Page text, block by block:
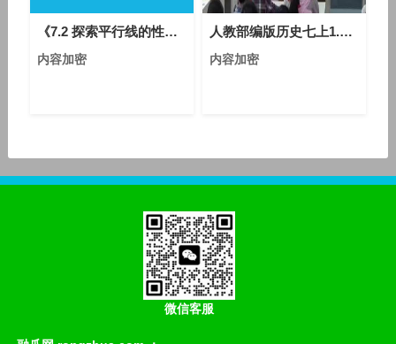
《7.2 探索平行线的性质》优质课评比视频-苏科版初中数学七年级下册
内容加密
人教部编版历史七上1.2《原始农耕生活》课堂视频实录-祝妮娜
内容加密
微信客服